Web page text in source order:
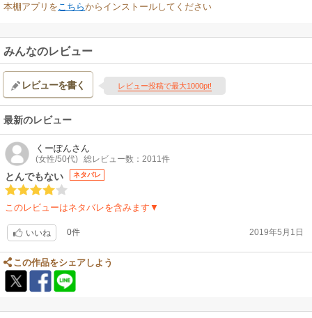
本棚アプリを こちらからインストールしてください
みんなのレビュー
レビューを書く レビュー投稿で最大1000pt!
最新のレビュー
くーぽんさん
(女性/50代) 総レビュー数：2011件
とんでもない ネタバレ
このレビューはネタバレを含みます▼
いいね 0件 2019年5月1日
この作品をシェアしよう